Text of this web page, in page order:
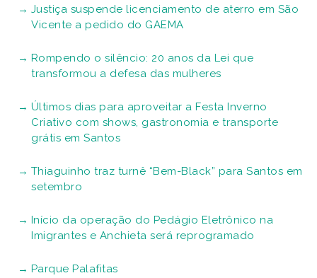
Justiça suspende licenciamento de aterro em São
Vicente a pedido do GAEMA
Rompendo o silêncio: 20 anos da Lei que
transformou a defesa das mulheres
Últimos dias para aproveitar a Festa Inverno
Criativo com shows, gastronomia e transporte
grátis em Santos
Thiaguinho traz turnê “Bem-Black” para Santos em
setembro
Início da operação do Pedágio Eletrônico na
Imigrantes e Anchieta será reprogramado
Parque Palafitas